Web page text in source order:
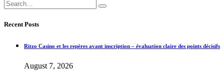
Recent Posts
Ritzo Casino et les repères avant inscription – évaluation claire des points décisifs
August 7, 2026